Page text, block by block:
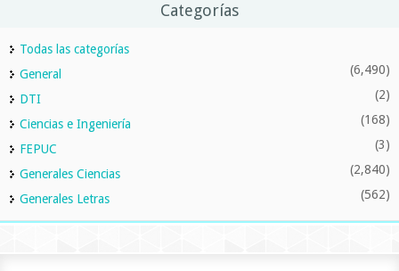
Categorías
Todas las categorías
General
(6,490)
DTI (2)
Ciencias e Ingeniería (168)
FEPUC (3)
Generales Ciencias (2,840)
Generales Letras (562)